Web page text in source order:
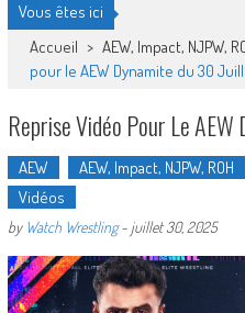
Vous êtes ici
Accueil > AEW, Impact, NJPW,
pour le AEW Dynamite du 30
Reprise Vidéo Pour Le
AEW AEW, Impact, NJPW, ROH
Vidéos
by Watch Wrestling- juillet 30, 2025